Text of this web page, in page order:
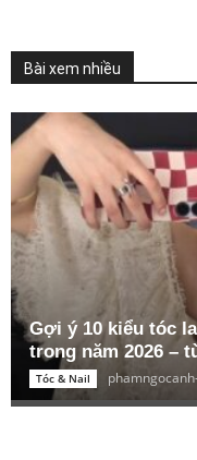
Bài xem nhiều
Gợi ý 10 kiểu tóc
trong năm 2026 –
Tóc & Nail